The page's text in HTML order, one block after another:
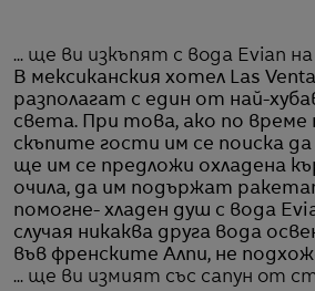
... ще ви изкъпят с вода Evian
В мексиканския хотел Las
разполагат с един от най-
света. При това, ако по време
скъпите гости им се поиска
ще им се предложи охладена
очила, да им подържат
помогне- хладен душ с вода
случая никаква друга вода
във френските Алпи, не
... ще ви измият със сапун от